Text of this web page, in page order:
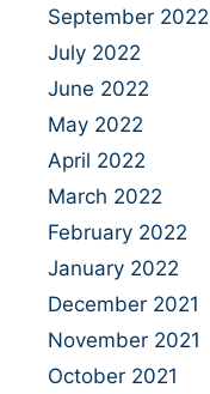
September 2022
July 2022
June 2022
May 2022
April 2022
March 2022
February 2022
January 2022
December 2021
November 2021
October 2021